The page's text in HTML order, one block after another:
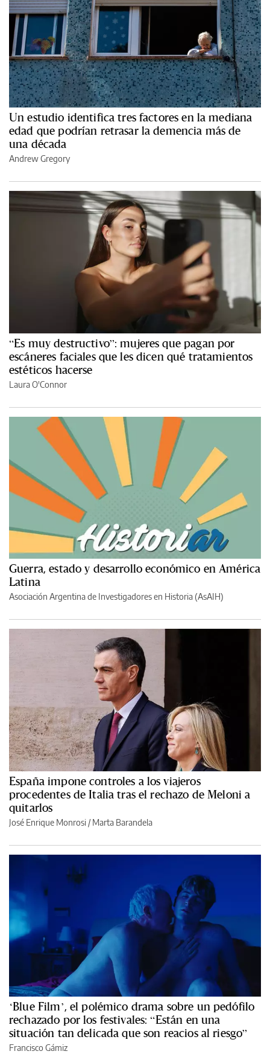
Un estudio identifica tres factores en la mediana
edad que podrían retrasar la demencia más de
una década
Andrew Gregory
“Es muy destructivo”: mujeres que pagan por
escáneres faciales que les dicen qué tratamientos
estéticos hacerse
Laura O'Connor
Guerra, estado y desarrollo económico en América
Latina
Asociación Argentina de Investigadores en Historia (AsAIH)
España impone controles a los viajeros
procedentes de Italia tras el rechazo de Meloni a
quitarlos
José Enrique Monrosi / Marta Barandela
‘Blue Film’, el polémico drama sobre un pedófilo
rechazado por los festivales: “Están en una
situación tan delicada que son reacios al riesgo”
Francisco Gámiz